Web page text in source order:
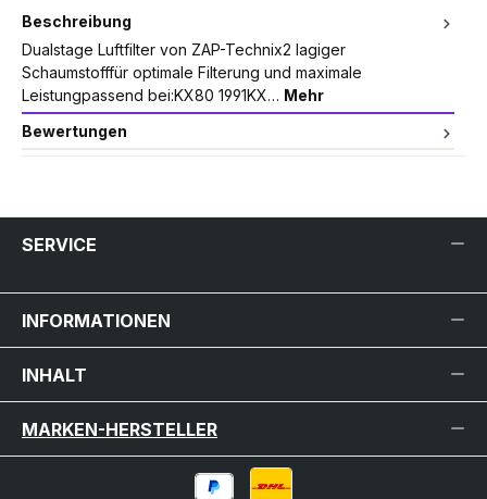
Beschreibung
Dualstage Luftfilter von ZAP-Technix2 lagiger
Schaumstofffür optimale Filterung und maximale
Leistungpassend bei:KX80 1991KX… Mehr
Bewertungen
SERVICE
INFORMATIONEN
INHALT
MARKEN-HERSTELLER